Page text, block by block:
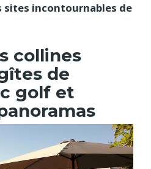
sites incontournables de
collines
de
golf et